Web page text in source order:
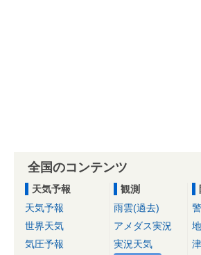
全国のコンテンツ
天気予報
天気予報
世界天気
気圧予報
観測
雨雲(過去)
アメダス実況
実況天気